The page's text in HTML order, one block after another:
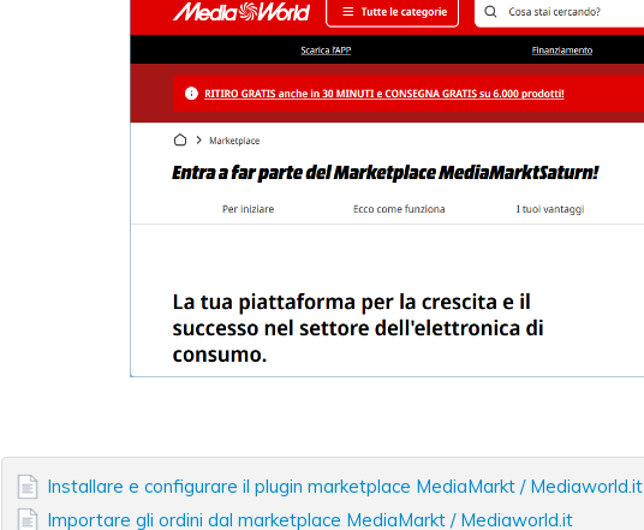
Installare e configurare il plugin marketplace MediaMarkt / Mediaworld.it
Importare gli ordini dal marketplace MediaMarkt / Mediaworld.it